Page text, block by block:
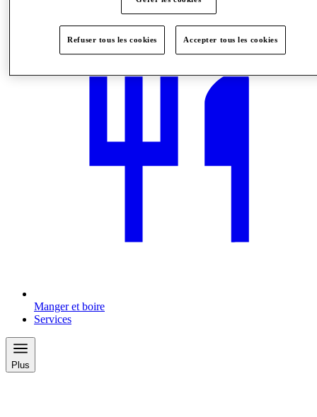
Planifiez votre visite
Manger et boire
Services
Plus
Refuser tous les cookies Accepter tous les cookies